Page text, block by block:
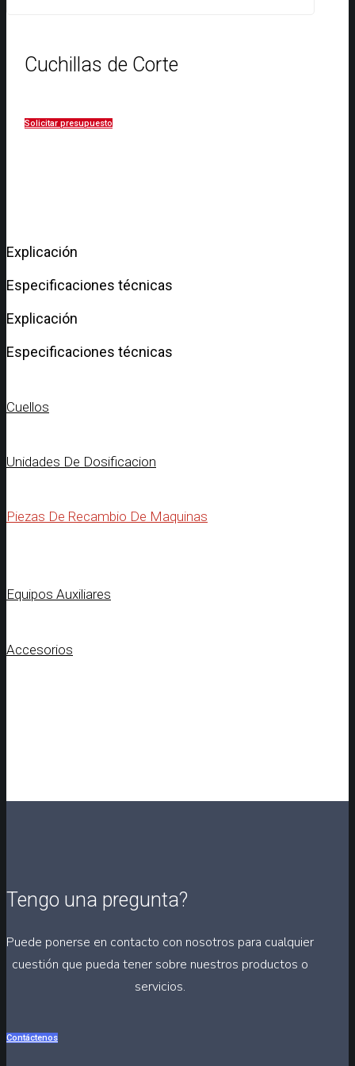
Cuellos
Unidades De Dosificacion
Piezas De Recambio De Maquinas
Equipos Auxiliares
Accesorios
Cuchillas de Corte
Solicitar presupuesto
Explicación
Especificaciones técnicas
Explicación
Especificaciones técnicas
Tengo una pregunta?
Puede ponerse en contacto con nosotros para cualquier
cuestión que pueda tener sobre nuestros productos o
servicios.
Contáctenos